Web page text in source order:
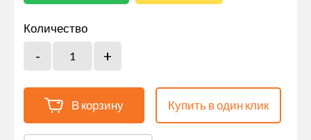
Количество
В корзину Купить в один клик